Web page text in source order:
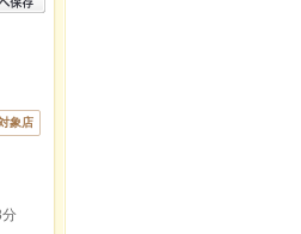
象店